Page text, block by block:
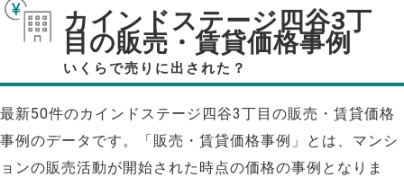
カインドステージ四谷3丁
目の販売・賃貸価格事例
いくらで売りに出された？
最新50件のカインドステージ四谷3丁目の販売・賃貸価格
事例のデータです。「販売・賃貸価格事例」とは、マンシ
ョンの販売活動が開始された時点の価格の事例となりま